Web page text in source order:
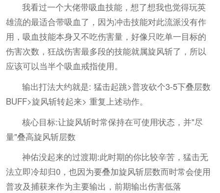
我看过一个大佬带吸血技能，想了想我也觉得玩英
雄流的最适合带吸血了，因为冲击技能对此流派没有作
用，吸血技能本身又不吃伤害量，好像只吃单一目标的
伤害次数，狂战伤害最多段的技能就属旋风斩了，所以
应该可以当半个吸血戒指使用。
输出打法大约就是: 猛击起跳>普攻砍个3-5下叠层数
BUFF>旋风斩转起来> 重复上述动作。
核心目标:让旋风斩时常保持在可使用状态，并"尽
量"叠高旋风斩层数
神佑没起来的过渡期:此时期的你比较辛苦，猛击无
法立即冷却归0，也因为要叠加旋风斩层数而时常会使用
普攻及捕获来作为主要输出，前期输出伤害低落